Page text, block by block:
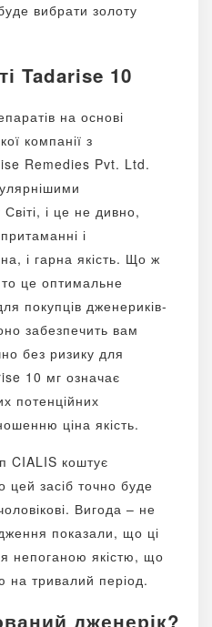
вибрати золоту
Tadarise 10
на основі
компанії з
Remedies Pvt. Ltd.
і це не дивно,
і
і гарна якість. Що ж
це оптимальне
покупців дженериків-
забезпечить вам
без ризику для
10 мг означає
потенційних
ціна якість.
CIALIS коштує
цей засіб точно буде
Вигода – не
показали, що ці
непоганою якістю, що
на тривалий період.
дженерік?